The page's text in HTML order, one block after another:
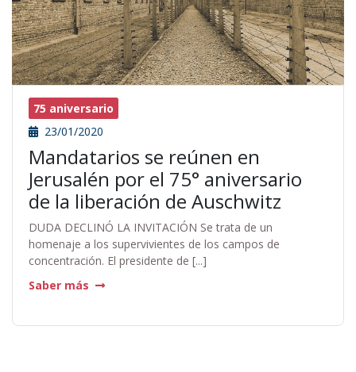
75 aniversario
23/01/2020
Mandatarios se reúnen en
Jerusalén por el 75° aniversario
de la liberación de Auschwitz
DUDA DECLINÓ LA INVITACIÓN Se trata de un
homenaje a los supervivientes de los campos de
concentración. El presidente de [...]
Saber más